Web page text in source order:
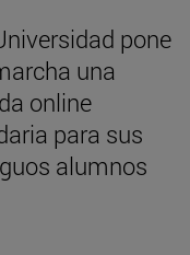
pone
una
online
para sus
alumnos